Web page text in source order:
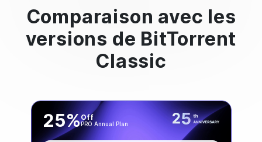
Comparaison avec les
versions de BitTorrent
Classic
25%Off
PRO Annual Plan